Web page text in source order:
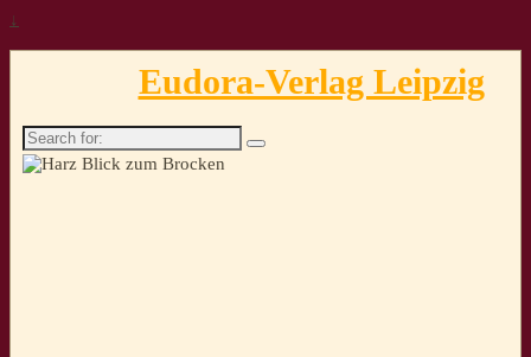
↓
Eudora-Verlag Leipzig
Search
for: